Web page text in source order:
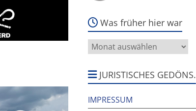
Was früher hier war
Was
früher
warJURISTISCHES GEDÖNS.
IMPRESSUM